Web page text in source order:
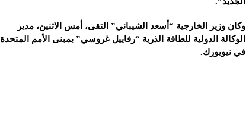
وكان وزير الخارجية “أسعد الشيباني” التقى، أمس الاثنين، مدير
الوكالة الدولية للطاقة الذرية “رفاييل غروسي” بمبنى الأمم المتحدة
في نيويورك.